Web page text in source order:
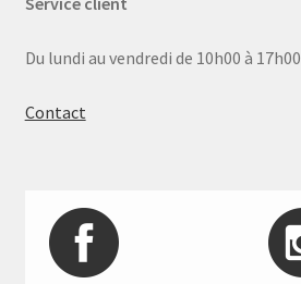
Du lundi au vendredi de 10h00 à 17h00
Contact